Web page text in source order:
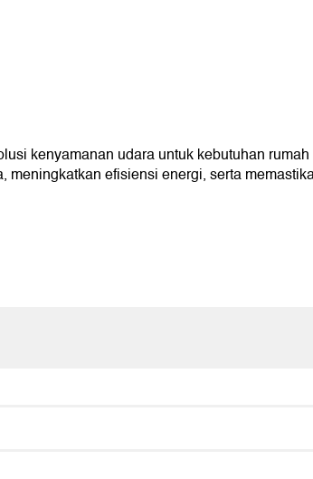
kenyamanan udara untuk kebutuhan
efisiensi energi, serta